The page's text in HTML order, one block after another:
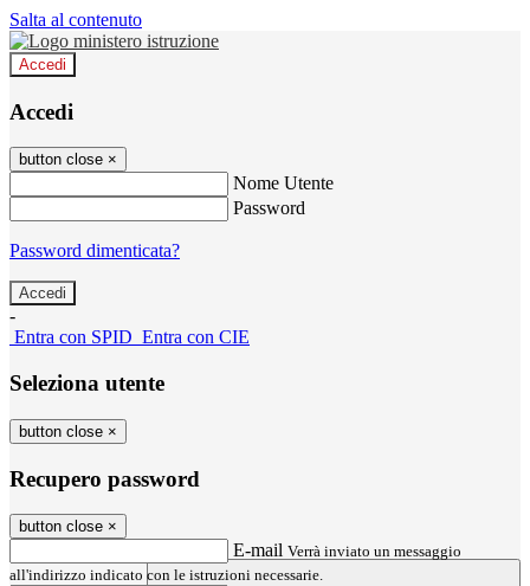
Salta al contenuto
Accedi
Accedi
button close ×
Nome Utente
Password
Password dimenticata?
-
Entra con SPID Entra con CIE
Seleziona utente
button close ×
Recupero password
button close ×
E-mail Verrà inviato un messaggio
all'indirizzo indicato con le istruzioni necessarie.